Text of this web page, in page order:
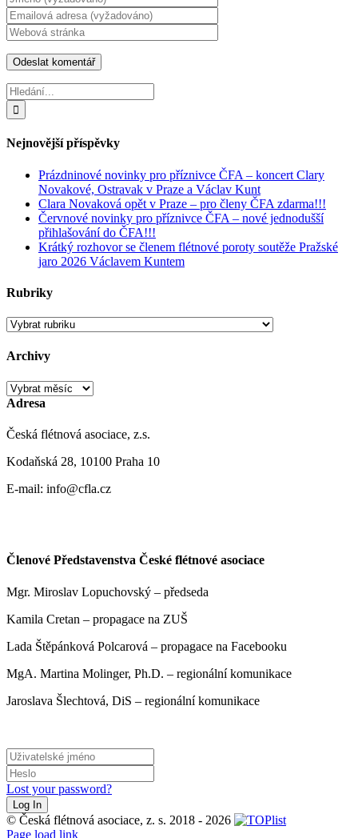
Hledat:
Nejnovější příspěvky
Prázdninové novinky pro příznivce ČFA – koncert Clary
Novakové, Ostravak v Praze a Václav Kunt
Clara Novaková opět v Praze – pro členy ČFA zdarma!!!
Červnové novinky pro příznivce ČFA – nové jednodušší
přihlašování do ČFA!!!
Krátký rozhovor se členem flétnové poroty soutěže Pražské
jaro 2026 Václavem Kuntem
Rubriky
Rubriky
Archivy
Archivy
Adresa
Česká flétnová asociace, z.s.
Kodaňská 28, 10100 Praha 10
E-mail: info@cfla.cz
Členové Představenstva České flétnové asociace
Mgr. Miroslav Lopuchovský – předseda
Kamila Cretan – propagace na ZUŠ
Lada Štěpánková Polcarová – propagace na Facebooku
MgA. Martina Molinger, Ph.D. – regionální komunikace
Jaroslava Šlechtová, DiS – regionální komunikace
Lost your password?
© Česká flétnová asociace, z. s. 2018 - 2026
Page load link